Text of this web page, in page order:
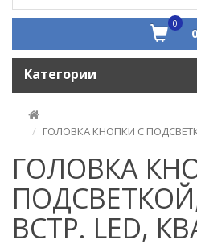
0
Категории
ГОЛОВКА КНОПКИ С
ГОЛОВКА
ВСТР. LED,